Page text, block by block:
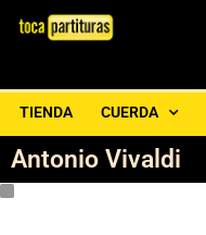
TIENDA CUERDA
Antonio Vivaldi